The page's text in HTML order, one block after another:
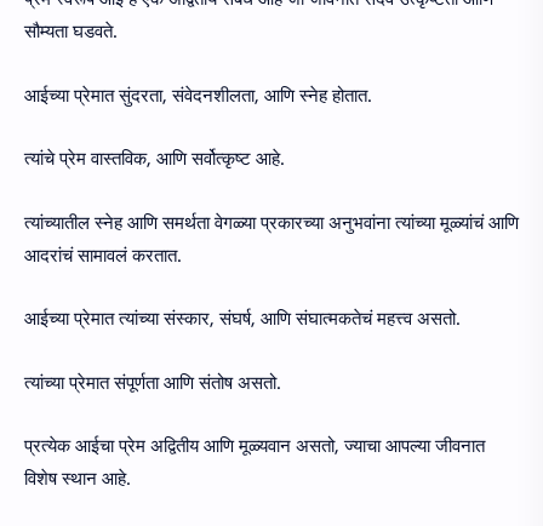
सौम्यता घडवते.
आईच्या प्रेमात सुंदरता, संवेदनशीलता, आणि स्नेह होतात.
त्यांचे प्रेम वास्तविक, आणि सर्वोत्कृष्ट आहे.
त्यांच्यातील स्नेह आणि समर्थता वेगळ्या प्रकारच्या अनुभवांना त्यांच्या मूळ्यांचं आणि
आदरांचं सामावलं करतात.
आईच्या प्रेमात त्यांच्या संस्कार, संघर्ष, आणि संघात्मकतेचं महत्त्व असतो.
त्यांच्या प्रेमात संपूर्णता आणि संतोष असतो.
प्रत्येक आईचा प्रेम अद्वितीय आणि मूळ्यवान असतो, ज्याचा आपल्या जीवनात
विशेष स्थान आहे.